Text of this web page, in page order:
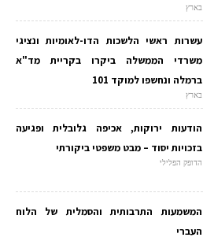
בארץ
עשרות ראשי הלשכות הדו-לאומיות ונציגי
משרדי הממשלה ביקרו בקריית מד"א
ברמלה ונחשפו למוקד 101
בארץ
הודעות ירוקות, אכיפה גלובלית ופגיעה
בזכויות יסוד – מבט משפטי ביקורתי
הדופק הפלילי
המשמעות התרבותית והסמלית של הלוח
העברי